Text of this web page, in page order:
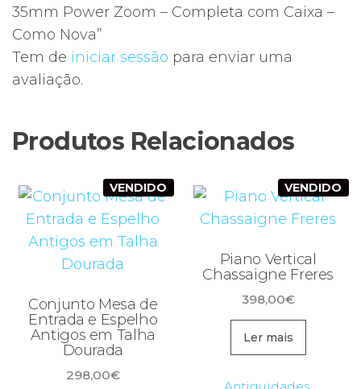
35mm Power Zoom – Completa com Caixa –
Como Nova”
Tem de iniciar sessão para enviar uma
avaliação.
Produtos Relacionados
VENDIDO
Conjunto Mesa de
Entrada e Espelho
Antigos em Talha
Dourada
298,00€
VENDIDO
Piano Vertical
Chassaigne Freres
398,00€
Ler mais